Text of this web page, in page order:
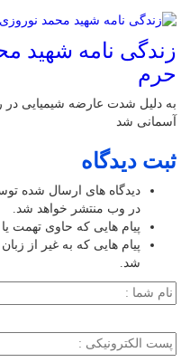
زندگی نامه شهید
حرم
آسمانی شد
ثبت دیدگاه
دیدگاه های ارسال شده
در وب منتشر خواهد شد.
پیام هایی که حاوی تهمت
پیام هایی که به غیر از
شد.